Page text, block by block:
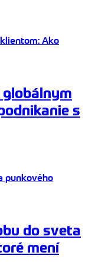
s
do sveta
mení